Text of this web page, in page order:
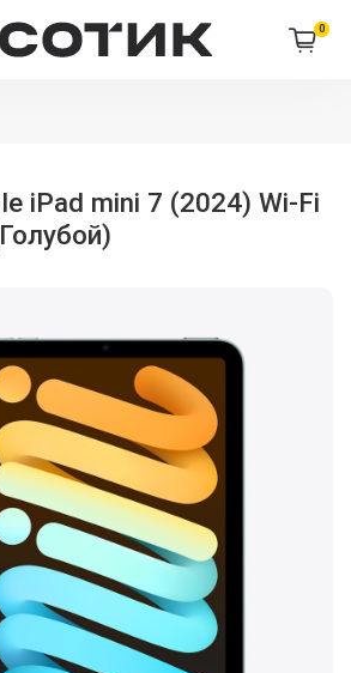
0
iPad mini 7 (2024) Wi-Fi